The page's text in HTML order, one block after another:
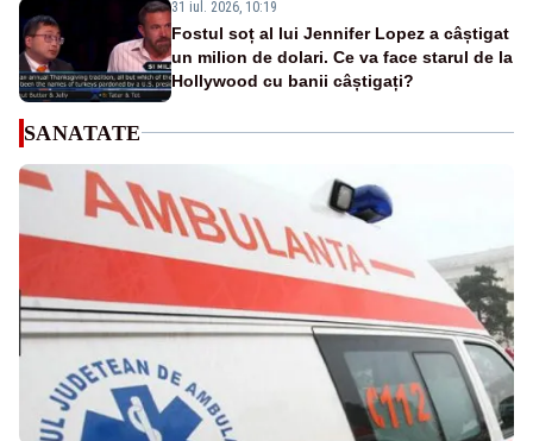
31 iul. 2026, 10:19
Fostul soț al lui Jennifer Lopez a câștigat
un milion de dolari. Ce va face starul de la
Hollywood cu banii câștigați?
SANATATE